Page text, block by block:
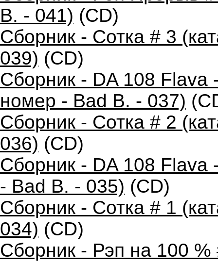
B. - 041) (CD)
Сборник - Сотка # 3
039) (CD)
Сборник - DA 108
номер - Bad B. - 037)
Сборник - Сотка # 2
036) (CD)
Сборник - DA 108
- Bad B. - 035) (CD)
Сборник - Сотка # 1
034) (CD)
Сборник - Рэп на 100